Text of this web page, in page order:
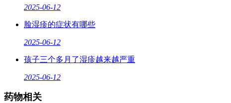
2025-06-12
脸湿疹的症状有哪些
2025-06-12
孩子三个多月了湿疹越来越严重
2025-06-12
药物相关